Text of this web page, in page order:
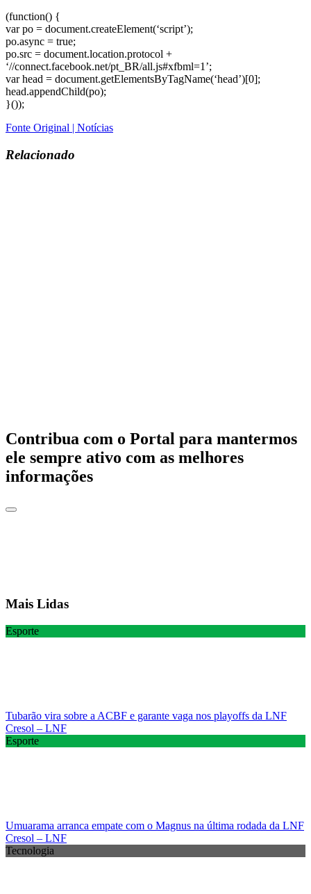
(function() {
var po = document.createElement(‘script’);
po.async = true;
po.src = document.location.protocol +
‘//connect.facebook.net/pt_BR/all.js#xfbml=1’;
var head = document.getElementsByTagName(‘head’)[0];
head.appendChild(po);
}());
Fonte Original | Notícias
Relacionado
Contribua com o Portal para mantermos
ele sempre ativo com as melhores
informações
Mais Lidas
Esporte
Tubarão vira sobre a ACBF e garante vaga nos playoffs da LNF
Cresol – LNF
Esporte
Umuarama arranca empate com o Magnus na última rodada da LNF
Cresol – LNF
Tecnologia